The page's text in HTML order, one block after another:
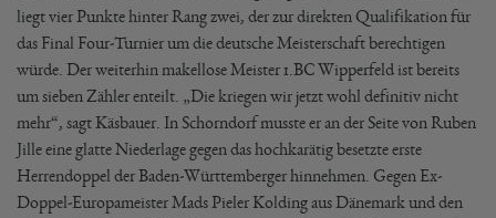
liegt vier Punkte hinter Rang zwei, der zur direkten Qualifikation für
das Final Four-Turnier um die deutsche Meisterschaft berechtigen
würde. Der weiterhin makellose Meister 1.BC Wipperfeld ist bereits
um sieben Zähler enteilt. „Die kriegen wir jetzt wohl definitiv nicht
mehr“, sagt Käsbauer. In Schorndorf musste er an der Seite von Ruben
Jille eine glatte Niederlage gegen das hochkarätig besetzte erste
Herrendoppel der Baden-Württemberger hinnehmen. Gegen Ex-
Doppel-Europameister Mads Pieler Kolding aus Dänemark und den